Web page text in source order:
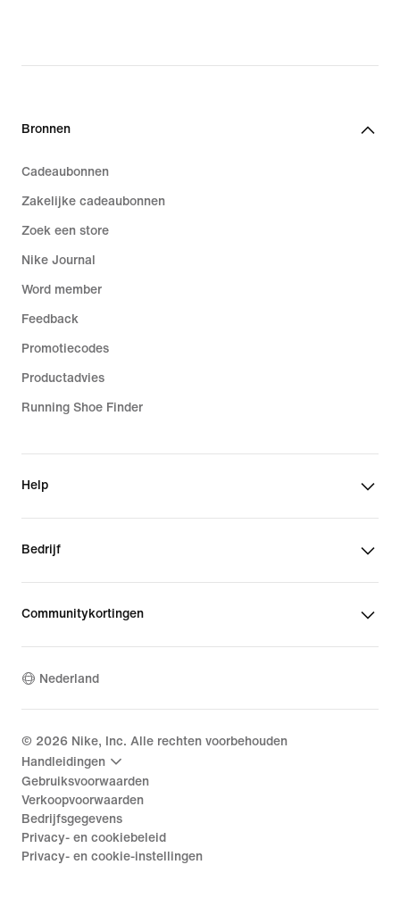
Bronnen
Cadeaubonnen
Zakelijke cadeaubonnen
Zoek een store
Nike Journal
Word member
Feedback
Promotiecodes
Productadvies
Running Shoe Finder
Help
Bedrijf
Communitykortingen
Nederland
© 2026 Nike, Inc. Alle rechten voorbehouden
Handleidingen
Gebruiksvoorwaarden
Verkoopvoorwaarden
Bedrijfsgegevens
Privacy- en cookiebeleid
Privacy- en cookie-instellingen